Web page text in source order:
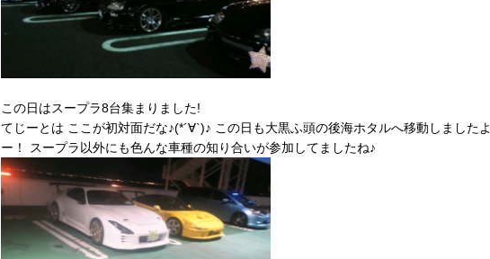
この日はスープラ8台集まりました!
てじーとは ここが初対面だな♪(*´∀`)♪ この日も大黒ふ頭の後海ホタルへ移動しましたよ
ー！ スープラ以外にも色んな車種の知り合いが参加してましたね♪